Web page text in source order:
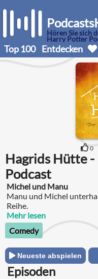
Hören Sie sich
Harry Potter
Top 100 Entdecken
0
Hagrids Hütte
Podcast
Michel und Manu
Manu und Michel
Reihe.
Mehr lesen
Comedy
Neueste abspielen
Episoden